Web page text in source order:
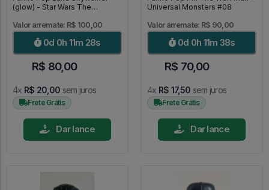
(glow) - Star Wars The
Valor arremate: R$ 100,00
0d 0h 11m 26s
R$ 80,00
4x R$ 20,00 sem juros
Frete Grátis
Dar lance
Universal Monsters #08
Valor arremate: R$ 90,00
0d 0h 11m 36s
R$ 70,00
4x R$ 17,50 sem juros
Frete Grátis
Dar lance